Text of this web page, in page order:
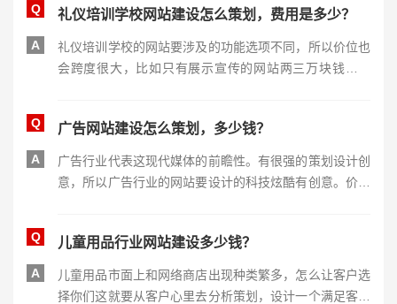
Q 礼仪培训学校网站建设怎么策划，费用是多少？
A
礼仪培训学校的网站要涉及的功能选项不同，所以价位也
会跨度很大，比如只有展示宣传的网站两三万块钱就够
Q
广告网站建设怎么策划，多少钱？
A
广告行业代表这现代媒体的前瞻性。有很强的策划设计创
意，所以广告行业的网站要设计的科技炫酷有创意。价位
Q 儿童用品行业网站建设多少钱？
A
儿童用品市面上和网络商店出现种类繁多，怎么让客户选
择你们这就要从客户心里去分析策划，设计一个满足客户